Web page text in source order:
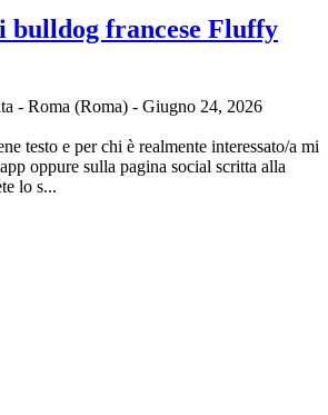
bulldog francese Fluffy
- Roma (Roma) - Giugno 24, 2026
testo e per chi è realmente interessato/a mi
oppure sulla pagina social scritta alla
lo s...